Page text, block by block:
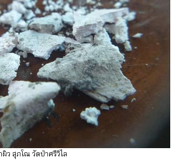
ว สุภโณ วัดป่าศรีวิไล